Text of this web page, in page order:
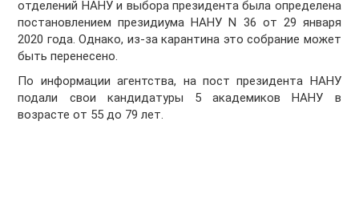
отделений НАНУ и выбора президента была определена
постановлением президиума НАНУ N 36 от 29 января
2020 года. Однако, из-за карантина это собрание может
быть перенесено.
По информации агентства, на пост президента НАНУ
подали свои кандидатуры 5 академиков НАНУ в
возрасте от 55 до 79 лет.